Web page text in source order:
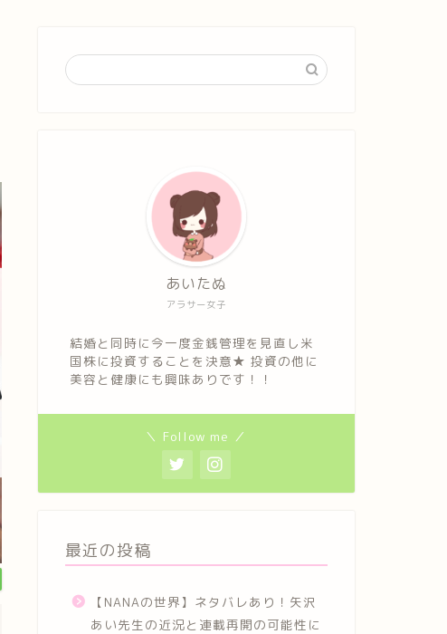
アラサー女子
あいたぬ
結婚と同時に今一度金銭管理を見直し米
国株に投資することを決意★ 投資の他に
美容と健康にも興味ありです！！
＼ Follow me ／
最近の投稿
【NANAの世界】ネタバレあり！矢沢
あい先生の近況と連載再開の可能性に